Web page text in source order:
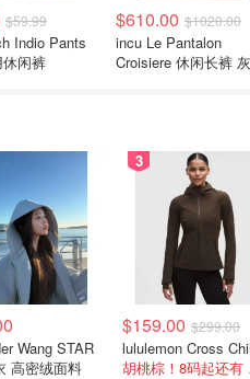
$59.99
Indio Pants
闲裤
$610.00 $1020.00
incu Le Pantalon
Croisiere 休闲长裤
Wang STAR
高密绒面料
3
$159.00 $299.00